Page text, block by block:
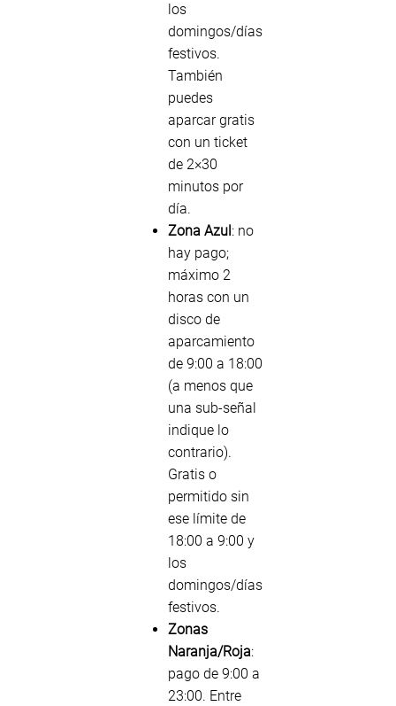
los
domingos/días
festivos.
También
puedes
aparcar gratis
con un ticket
de 2×30
minutos por
día.
Zona Azul : no
hay pago;
máximo 2
horas con un
disco de
aparcamiento
de 9:00 a 18:00
(a menos que
una sub-señal
indique lo
contrario).
Gratis o
permitido sin
ese límite de
18:00 a 9:00 y
los
domingos/días
festivos.
Zonas
Naranja/Roja:
pago de 9:00 a
23:00. Entre